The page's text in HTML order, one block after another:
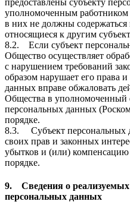
предоставлены субъекту
уполномоченным
в них не должны
относящиеся к другим
8.2. Если субъект
Общество осуществляет
с нарушением требований
образом нарушает его права
данных вправе обжаловать
Общества в уполномоченный
персональных данных
порядке.
8.3. Субъект персональных
своих прав и законных
убытков и (или) компенсацию
порядке.
9. Сведения о реализуемых
персональных данных